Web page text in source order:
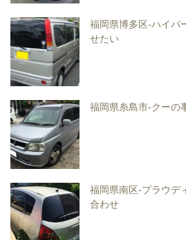
福岡県博多区-ハイパ
せたい
福岡県糸島市-クーの
福岡県南区-プラウデ
合わせ